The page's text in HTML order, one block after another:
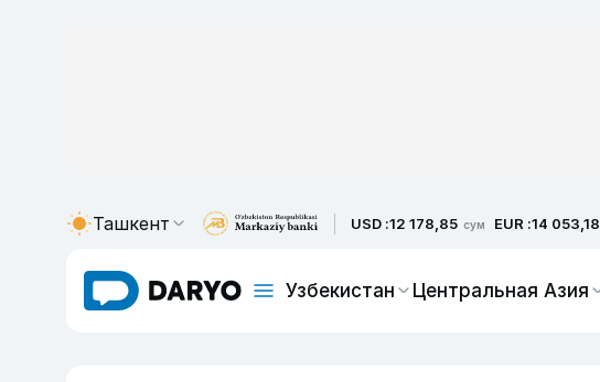
Ташкент USD :12 178,85 сум EUR :14 053,18
Узбекистан Центральная Азия